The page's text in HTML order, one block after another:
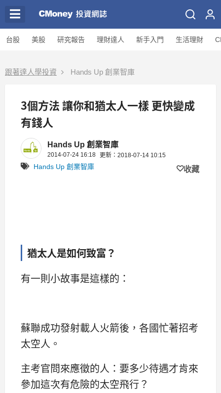
台股 美股 研究報告 理財達人 新手入門 生活理財
跟著達人學投資 Hands Up 創業智庫
3個方法 讓你和猶太人一樣 更快變成
有錢人
Hands Up 創業智庫
2014-07-24 16:18 更新：2018-07-14 10:15
Hands Up 創業智庫 收藏
猶太人是如何致富？
有一則小故事是這樣的：
蘇聯成功發射載人火箭後，各國忙著招考
太空人。
主考官問來應徵的人：要多少待遇才肯來
參加這次有危險的太空飛行？